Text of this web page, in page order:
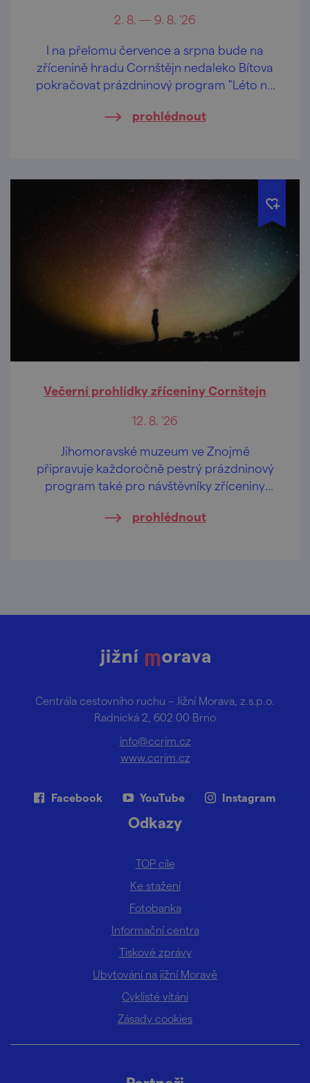
2. 8. — 9. 8. '26
I na přelomu července a srpna bude na
zřícenině hradu Cornštějn nedaleko Bítova
pokračovat prázdninový program "Léto na
prohlédnout
Večerní prohlídky zříceniny Cornštejn
12. 8. '26
Jihomoravské muzeum ve Znojmě
připravuje každoročně pestrý prázdninový
program také pro návštěvníky zříceniny
prohlédnout
Centrála cestovního ruchu – Jižní Morava, z.s.p.o.
Radnická 2, 602 00 Brno
info@ccrjm.cz
www.ccrjm.cz
Facebook YouTube Instagram
Odkazy
TOP cíle
Ke stažení
Fotobanka
Informační centra
Tiskové zprávy
Ubytování na jižní Moravě
Cyklisté vítáni
Zásady cookies